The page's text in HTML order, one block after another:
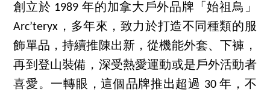
創立於 1989 年的加拿大戶外品牌「始祖鳥」
Arc’teryx，多年來，致力於打造不同種類的服
飾單品，持續推陳出新，從機能外套、下褲，
再到登山裝備，深受熱愛運動或是戶外活動者
喜愛。一轉眼，這個品牌推出超過 30 年，不